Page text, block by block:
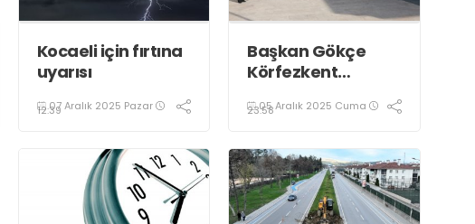
Kocaeli için fırtına
uyarısı
07 Aralık 2025 Pazar
12:39
Başkan Gökçe
Körfezkent
Oldu
05 Aralık 2025 Cuma
23:58